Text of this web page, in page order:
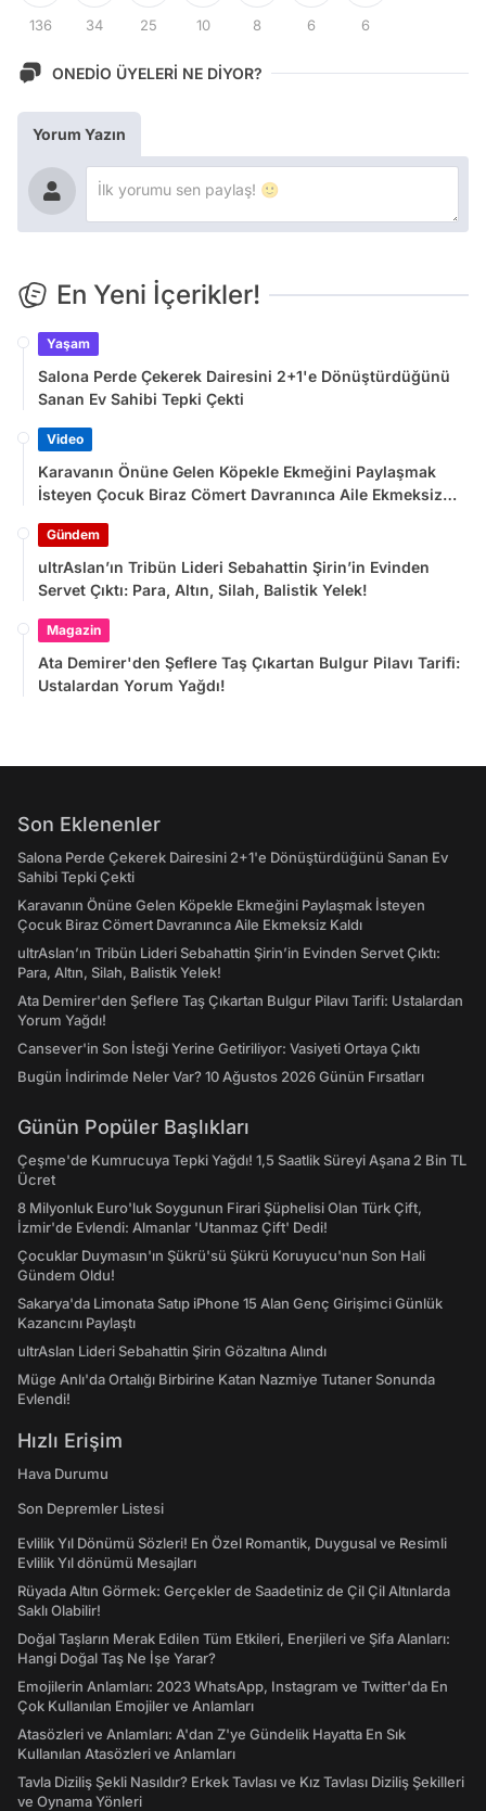
136 34 25 10 8 6 6
ONEDİO ÜYELERİ NE DİYOR?
Yorum Yazın
En Yeni İçerikler!
Yaşam
Salona Perde Çekerek Dairesini 2+1'e Dönüştürdüğünü
Sanan Ev Sahibi Tepki Çekti
Video
Karavanın Önüne Gelen Köpekle Ekmeğini Paylaşmak
İsteyen Çocuk Biraz Cömert Davranınca Aile Ekmeksiz
Gündem
ultrAslan’ın Tribün Lideri Sebahattin Şirin’in Evinden
Servet Çıktı: Para, Altın, Silah, Balistik Yelek!
Magazin
Ata Demirer'den Şeflere Taş Çıkartan Bulgur Pilavı Tarifi:
Ustalardan Yorum Yağdı!
Son Eklenenler
Salona Perde Çekerek Dairesini 2+1'e Dönüştürdüğünü Sanan Ev
Sahibi Tepki Çekti
Karavanın Önüne Gelen Köpekle Ekmeğini Paylaşmak İsteyen
Çocuk Biraz Cömert Davranınca Aile Ekmeksiz Kaldı
ultrAslan’ın Tribün Lideri Sebahattin Şirin’in Evinden Servet Çıktı:
Para, Altın, Silah, Balistik Yelek!
Ata Demirer'den Şeflere Taş Çıkartan Bulgur Pilavı Tarifi: Ustalardan
Yorum Yağdı!
Cansever'in Son İsteği Yerine Getiriliyor: Vasiyeti Ortaya Çıktı
Bugün İndirimde Neler Var? 10 Ağustos 2026 Günün Fırsatları
Günün Popüler Başlıkları
Çeşme'de Kumrucuya Tepki Yağdı! 1,5 Saatlik Süreyi Aşana 2 Bin TL
Ücret
8 Milyonluk Euro'luk Soygunun Firari Şüphelisi Olan Türk Çift,
İzmir'de Evlendi: Almanlar 'Utanmaz Çift' Dedi!
Çocuklar Duymasın'ın Şükrü'sü Şükrü Koruyucu'nun Son Hali
Gündem Oldu!
Sakarya'da Limonata Satıp iPhone 15 Alan Genç Girişimci Günlük
Kazancını Paylaştı
ultrAslan Lideri Sebahattin Şirin Gözaltına Alındı
Müge Anlı'da Ortalığı Birbirine Katan Nazmiye Tutaner Sonunda
Evlendi!
Hızlı Erişim
Hava Durumu
Son Depremler Listesi
Evlilik Yıl Dönümü Sözleri! En Özel Romantik, Duygusal ve Resimli
Evlilik Yıl dönümü Mesajları
Rüyada Altın Görmek: Gerçekler de Saadetiniz de Çil Çil Altınlarda
Saklı Olabilir!
Doğal Taşların Merak Edilen Tüm Etkileri, Enerjileri ve Şifa Alanları:
Hangi Doğal Taş Ne İşe Yarar?
Emojilerin Anlamları: 2023 WhatsApp, Instagram ve Twitter'da En
Çok Kullanılan Emojiler ve Anlamları
Atasözleri ve Anlamları: A'dan Z'ye Gündelik Hayatta En Sık
Kullanılan Atasözleri ve Anlamları
Tavla Diziliş Şekli Nasıldır? Erkek Tavlası ve Kız Tavlası Diziliş Şekilleri
ve Oynama Yönleri